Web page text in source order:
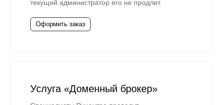
текущий администратор его не продлит.
Оформить заказ
Услуга «Доменный брокер»